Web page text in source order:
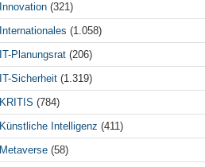
Innovation (321)
Internationales (1.058)
IT-Planungsrat (206)
IT-Sicherheit (1.319)
KRITIS (784)
Künstliche Intelligenz (411)
Metaverse (58)